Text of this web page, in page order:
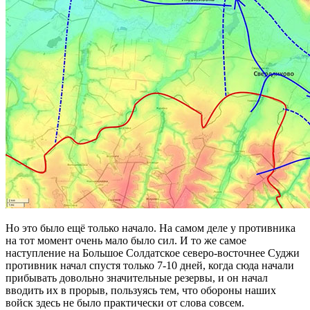
Но это было ещё только начало. На самом деле у противника
на тот момент очень мало было сил. И то же самое
наступление на Большое Солдатское северо-восточнее Суджи
противник начал спустя только 7-10 дней, когда сюда начали
прибывать довольно значительные резервы, и он начал
вводить их в прорыв, пользуясь тем, что обороны наших
войск здесь не было практически от слова совсем.